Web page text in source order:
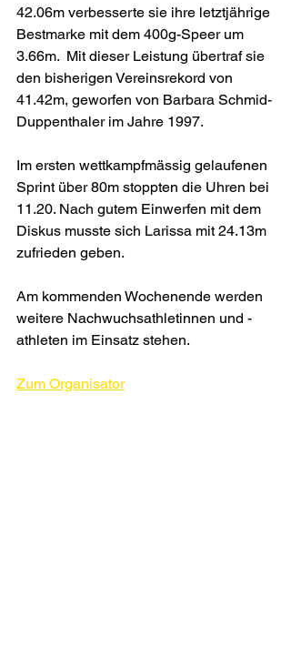
42.06m verbesserte sie ihre letztjährige
Bestmarke mit dem 400g-Speer um
3.66m.  Mit dieser Leistung übertraf sie
den bisherigen Vereinsrekord von
41.42m, geworfen von Barbara Schmid-
Duppenthaler im Jahre 1997.
Im ersten wettkampfmässig gelaufenen
Sprint über 80m stoppten die Uhren bei
11.20. Nach gutem Einwerfen mit dem
Diskus musste sich Larissa mit 24.13m
zufrieden geben.
Am kommenden Wochenende werden
weitere Nachwuchsathletinnen und -
athleten im Einsatz stehen.
Zum Organisator